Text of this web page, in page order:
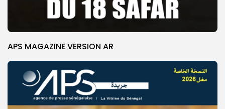
APS MAGAZINE VERSION AR